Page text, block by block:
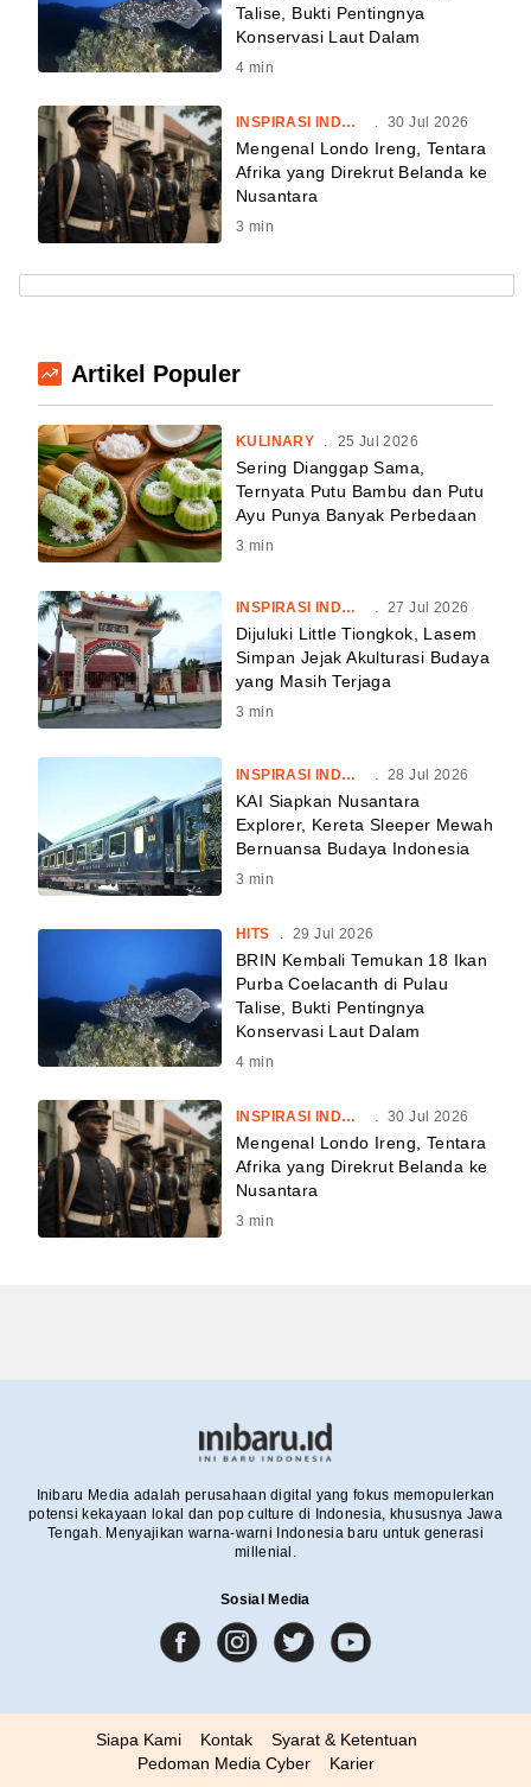
Talise, Bukti Pentingnya
Konservasi Laut Dalam
4 min
INSPIRASI INDONESIA 30 Jul 2026
Mengenal Londo Ireng, Tentara
Afrika yang Direkrut Belanda ke
Nusantara
3 min
Artikel Populer
KULINARY . 25 Jul 2026
Sering Dianggap Sama,
Ternyata Putu Bambu dan Putu
Ayu Punya Banyak Perbedaan
3 min
INSPIRASI INDONESIA . 27 Jul 2026
Dijuluki Little Tiongkok, Lasem
Simpan Jejak Akulturasi Budaya
yang Masih Terjaga
3 min
INSPIRASI INDONESIA 28 Jul 2026
KAI Siapkan Nusantara
Explorer, Kereta Sleeper Mewah
Bernuansa Budaya Indonesia
3 min
HITS 29 Jul 2026
BRIN Kembali Temukan 18 Ikan
Purba Coelacanth di Pulau
Talise, Bukti Pentingnya
Konservasi Laut Dalam
4 min
INSPIRASI INDONESIA 30 Jul 2026
Mengenal Londo Ireng, Tentara
Afrika yang Direkrut Belanda ke
Nusantara
3 min
Inibaru Media adalah perusahaan digital yang fokus memopulerkan
potensi kekayaan lokal dan pop culture di Indonesia, khususnya Jawa
Tengah. Menyajikan warna-warni Indonesia baru untuk generasi
millenial.
Sosial Media
Siapa Kami Kontak
Syarat & Ketentuan
Pedoman Media Cyber
Karier